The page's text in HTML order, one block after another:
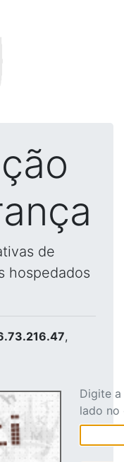
de
hospedados
,
Digite
lado no